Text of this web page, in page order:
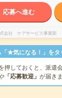
応募へ進む
会社 ケアサービス事業部
★気になる！」をタ
押しておくと、派遣
「応募歓迎」 が届き